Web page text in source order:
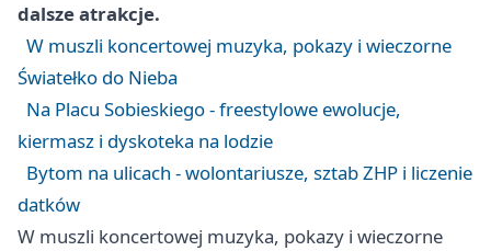
dalsze atrakcje.
W muszli koncertowej muzyka, pokazy i wieczorne
Światełko do Nieba
Na Placu Sobieskiego - freestylowe ewolucje,
kiermasz i dyskoteka na lodzie
Bytom na ulicach - wolontariusze, sztab ZHP i liczenie
datków
W muszli koncertowej muzyka, pokazy i wieczorne